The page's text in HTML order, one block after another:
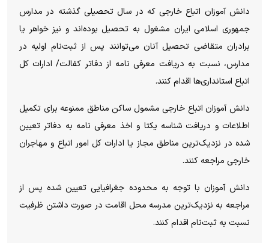
دانش آموزان اتباع خارجی که در سال تحصیلی گذشته در مدارس
جمهوری اسلامی ایران مشغول به تحصیل بوده‌اند و نیز خواهر یا
برادران متقاضی تحصیل آنان می‌توانند پس از ثبت‌نام اولیه در
مدارس، نسبت به دریافت معرفی نامه از دفاتر کفالت/ ادارات کل
اتباع استانداری‌ها اقدام کنند.
دانش آموزان اتباع خارجی مشمول ساکن مناطق ممنوعه برای تکمیل
اطلاعات و دریافت شناسه یکتا و اخذ معرفی نامه به دفاتر تعیین
شده در نزدیک‌ترین مناطق مجاز یا ادارات کل امور اتباع و مهاجران
خارجی مراجعه کنند.
دانش آموزان با توجه به محدوده جغرافیایی تعیین شده پس از
مراجعه به نزدیک‌ترین مدرسه محل اقامت در صورت داشتن ظرفیت
نسبت به ثبت‌نام اقدام کنند.